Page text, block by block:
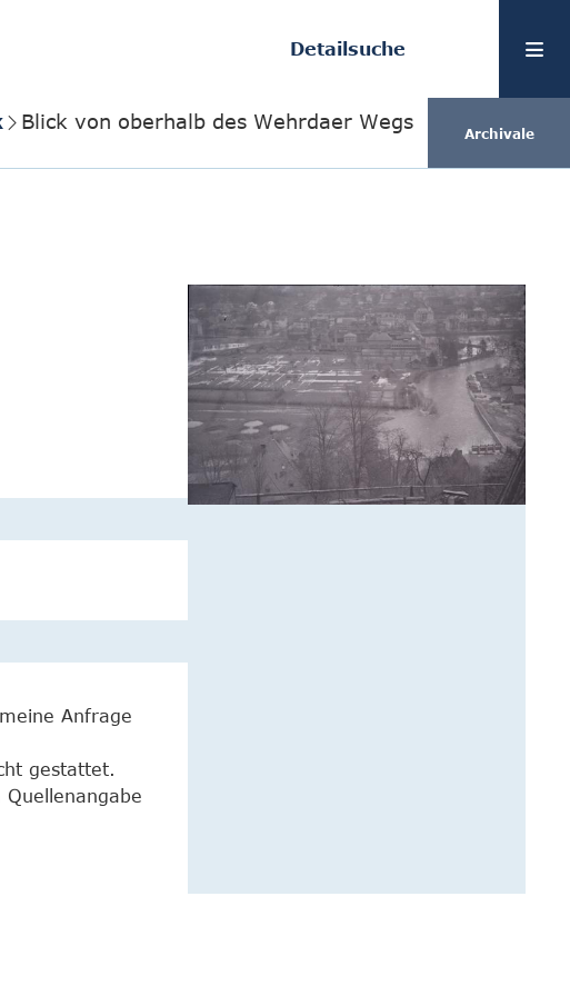
Detailsuche
Blick von oberhalb des Wehrdaer Wegs
Archivale
Anfrage
gestattet.